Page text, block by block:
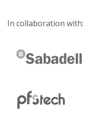
In collaboration with: